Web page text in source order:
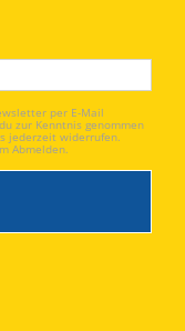
per E-Mail
zur Kenntnis genommen
jederzeit widerrufen.
Abmelden.